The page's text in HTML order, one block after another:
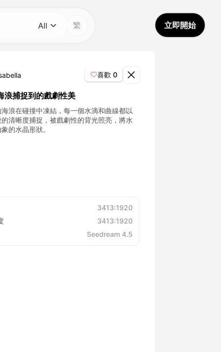
All
Avatar Video
Pet Video
繁 立即開始
喜歡 0
浪捕捉到的戲劇性美
浪在碰撞中凍結，每一個水滴和曲線都以
清晰度捕捉，被戲劇性的背光照亮，將水
的水晶形狀。
3413:1920
3413:1920
Seedream 4.5